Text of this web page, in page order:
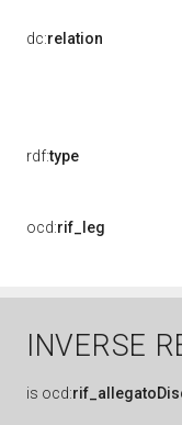
dc:relation
rdf:type
ocd:rif_leg
INVERSE
is ocd: